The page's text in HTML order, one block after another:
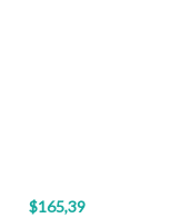
$165,39